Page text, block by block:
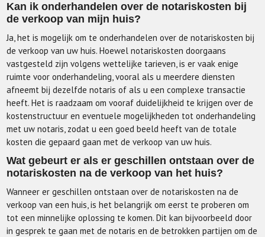
Kan ik onderhandelen over de notariskosten bij
de verkoop van mijn huis?
Ja, het is mogelijk om te onderhandelen over de notariskosten bij
de verkoop van uw huis. Hoewel notariskosten doorgaans
vastgesteld zijn volgens wettelijke tarieven, is er vaak enige
ruimte voor onderhandeling, vooral als u meerdere diensten
afneemt bij dezelfde notaris of als u een complexe transactie
heeft. Het is raadzaam om vooraf duidelijkheid te krijgen over de
kostenstructuur en eventuele mogelijkheden tot onderhandeling
met uw notaris, zodat u een goed beeld heeft van de totale
kosten die gepaard gaan met de verkoop van uw huis.
Wat gebeurt er als er geschillen ontstaan over de
notariskosten na de verkoop van het huis?
Wanneer er geschillen ontstaan over de notariskosten na de
verkoop van een huis, is het belangrijk om eerst te proberen om
tot een minnelijke oplossing te komen. Dit kan bijvoorbeeld door
in gesprek te gaan met de notaris en de betrokken partijen om de